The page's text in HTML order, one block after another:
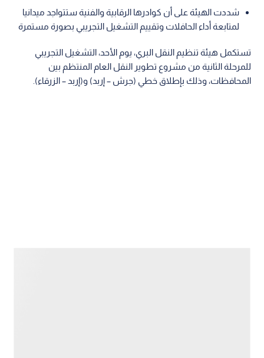
شددت الهيئة على أن كوادرها الرقابية والفنية ستتواجد ميدانيا
لمتابعة أداء الحافلات وتقييم التشغيل التجريبي بصورة مستمرة
تستكمل هيئة تنظيم النقل البري، يوم الأحد، التشغيل التجريبي
للمرحلة الثانية من مشروع تطوير النقل العام المنتظم بين
المحافظات، وذلك بإطلاق خطي (جرش – إربد) و(إربد – الزرقاء).